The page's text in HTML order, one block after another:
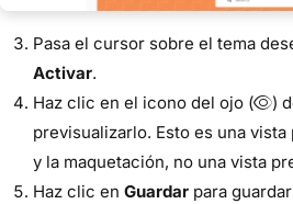
Pasa el cursor sobre el tema
Activar.
Haz clic en el icono del ojo (
)
previsualizarlo. Esto es una
y la maquetación, no una vista
Haz clic en Guardar para